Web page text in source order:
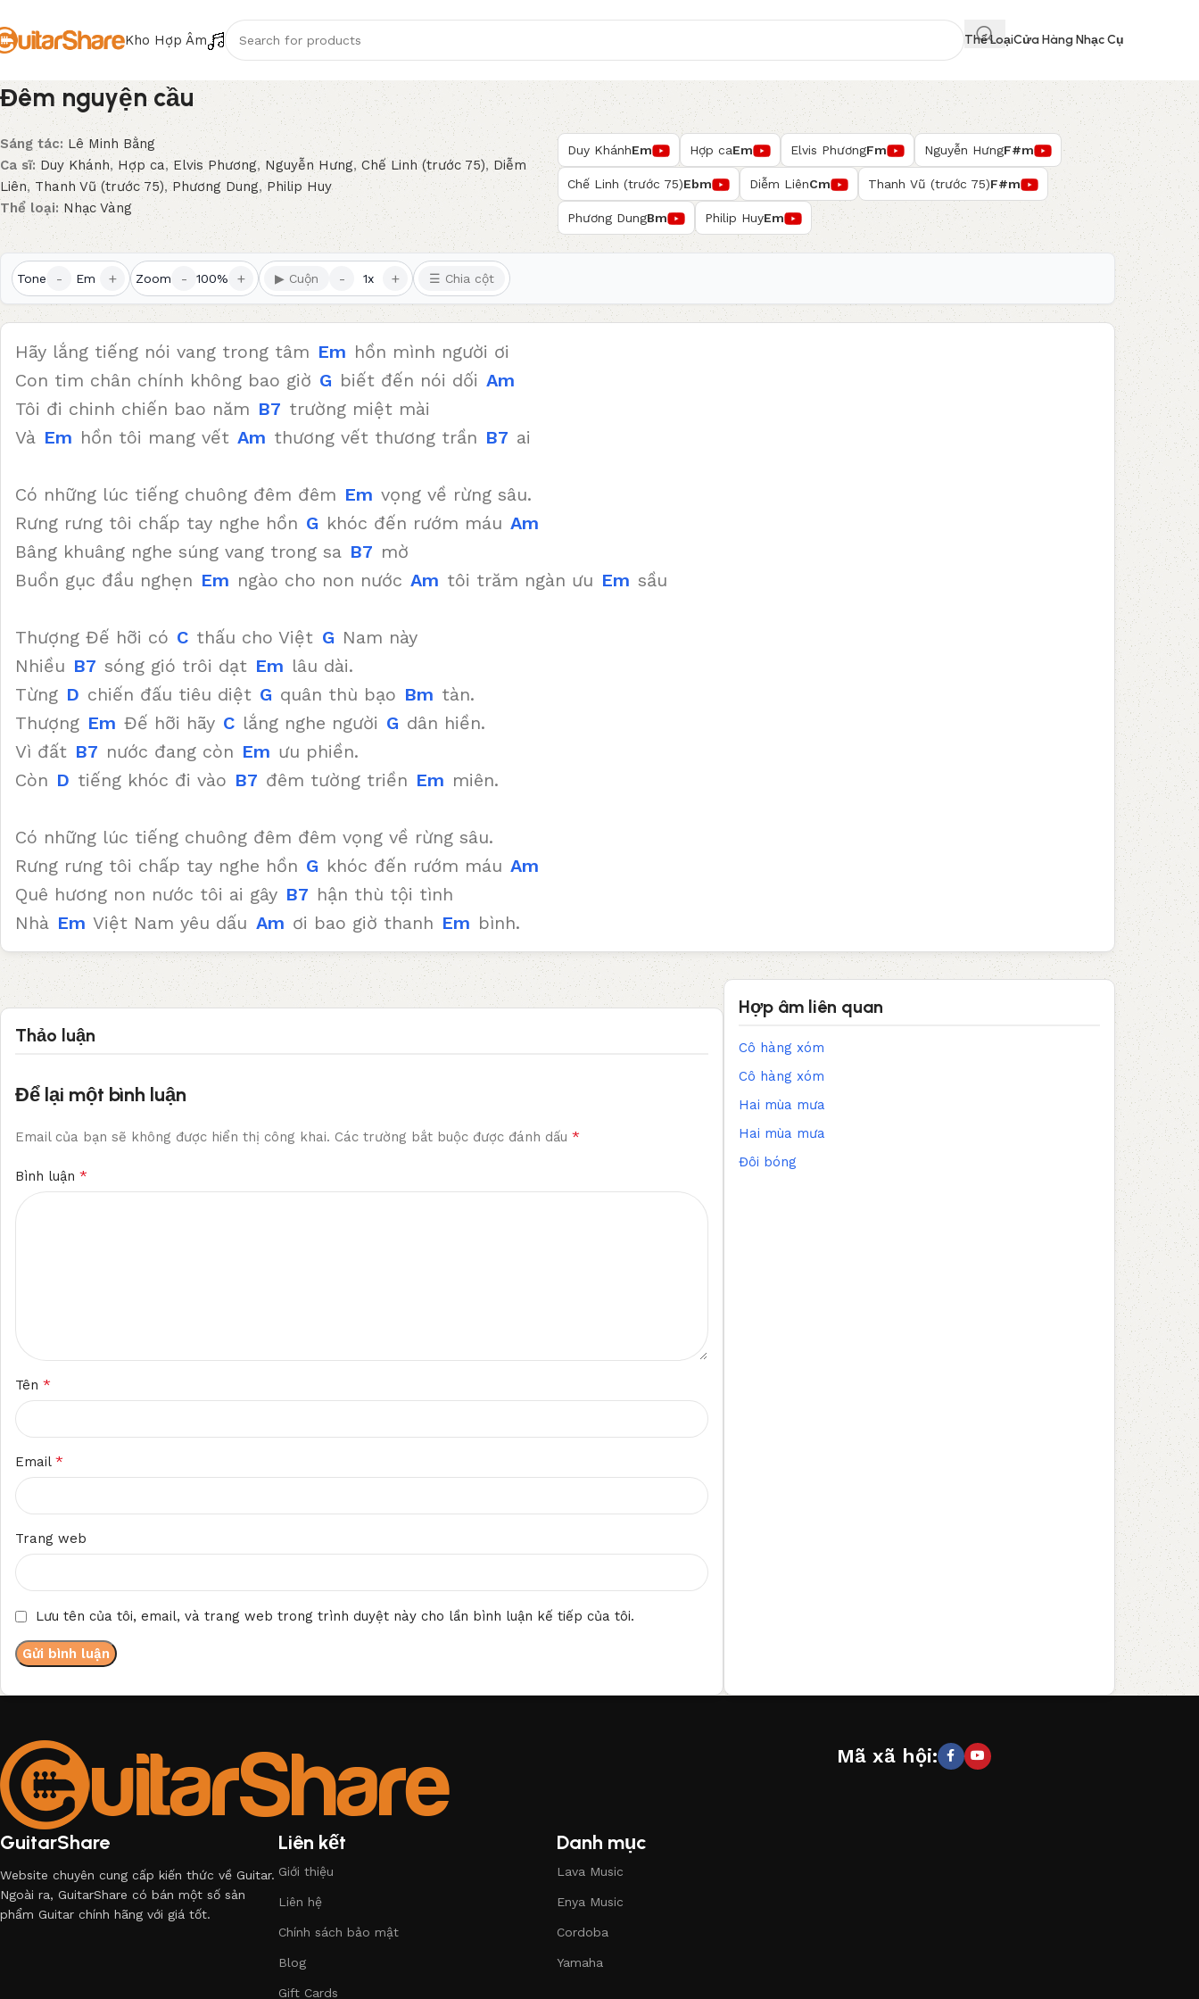
Kho Hợp Âm Thể LoạiCửa Hàng Nhạc Cụ
Đêm nguyện cầu
Sáng tác: Lê Minh Bằng
Ca sĩ: Duy Khánh, Hợp ca,Elvis Phương, Nguyễn Hưng, Chế Linh (trước 75), Diễm
Liên, Thanh Vũ (trước 75),Phương Dung,Philip Huy
Thể loại: Nhạc Vàng
Duy KhánhEm Hợp caEm Elvis PhươngFm Nguyễn HưngF#m
Chế Linh (trước 75)Ebm Diễm LiênCm Thanh Vũ (trước 75)F#m
Phương DungBm Philip HuyEm
Tone - Em + Zoom - 100% + ▶ Cuộn - 1x + ☰ Chia cột
Hãy lắng tiếng nói vang trong tâm Em hồn mình người ơi
Con tim chân chính không bao giờ G biết đến nói dối Am
Tôi đi chinh chiến bao năm B7 trường miệt mài
Và Em hồn tôi mang vết Am thương vết thương trần B7 ai
Có những lúc tiếng chuông đêm đêm Em vọng về rừng sâu.
Rưng rưng tôi chấp tay nghe hồn G khóc đến rướm máu Am
Bâng khuâng nghe súng vang trong sa B7 mờ
Buồn gục đầu nghẹn Em ngào cho non nước Am tôi trăm ngàn ưu Em sầu
Thượng Đế hỡi có C thấu cho Việt G Nam này
Nhiều B7 sóng gió trôi dạt Em lâu dài.
Từng D chiến đấu tiêu diệt G quân thù bạo Bm tàn.
Thượng Em Đế hỡi hãy C lắng nghe người G dân hiền.
Vì đất B7 nước đang còn Em ưu phiền.
Còn D tiếng khóc đi vào B7 đêm tường triền Em miên.
Có những lúc tiếng chuông đêm đêm vọng về rừng sâu.
Rưng rưng tôi chấp tay nghe hồn G khóc đến rướm máu Am
Quê hương non nước tôi ai gây B7 hận thù tội tình
Nhà Em Việt Nam yêu dấu Am ơi bao giờ thanh Em bình.
Thảo luận
Để lại một bình luận
Email của bạn sẽ không được hiển thị công khai. Các trường bắt buộc được đánh dấu *
Bình luận *
Tên *
Email *
Trang web
Lưu tên của tôi, email, và trang web trong trình duyệt này cho lần bình luận kế tiếp của tôi.
Hợp âm liên quan
Cô hàng xóm
Cô hàng xóm
Hai mùa mưa
Hai mùa mưa
Đôi bóng
GuitarShare
Website chuyên cung cấp kiến thức về Guitar.
Ngoài ra, GuitarShare có bán một số sản
phẩm Guitar chính hãng với giá tốt.
Liên kết
Giới thiệu
Liên hệ
Chính sách bảo mật
Blog
Gift Cards
Danh mục
Lava Music
Enya Music
Cordoba
Yamaha
Mã xã hội: